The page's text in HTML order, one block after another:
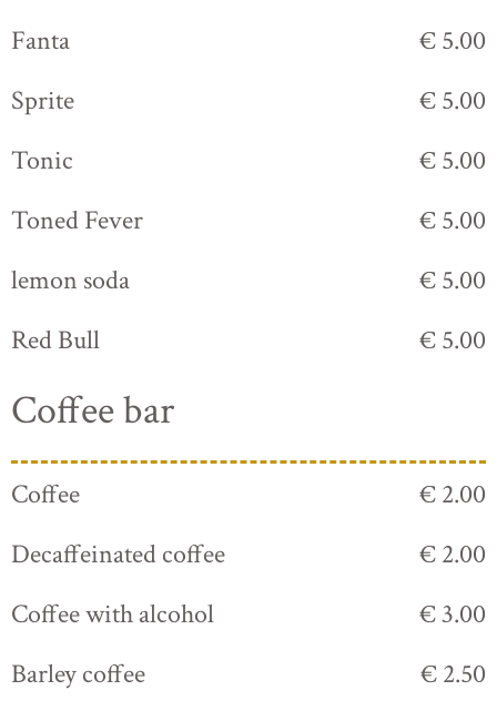
Fanta
€ 5.00
Sprite
€ 5.00
Tonic
€ 5.00
Toned Fever
€ 5.00
lemon soda
€ 5.00
Red Bull
€ 5.00
Coffee bar
Coffee
€ 2.00
Decaffeinated coffee
€ 2.00
Coffee with alcohol
€ 3.00
Barley coffee
€ 2.50